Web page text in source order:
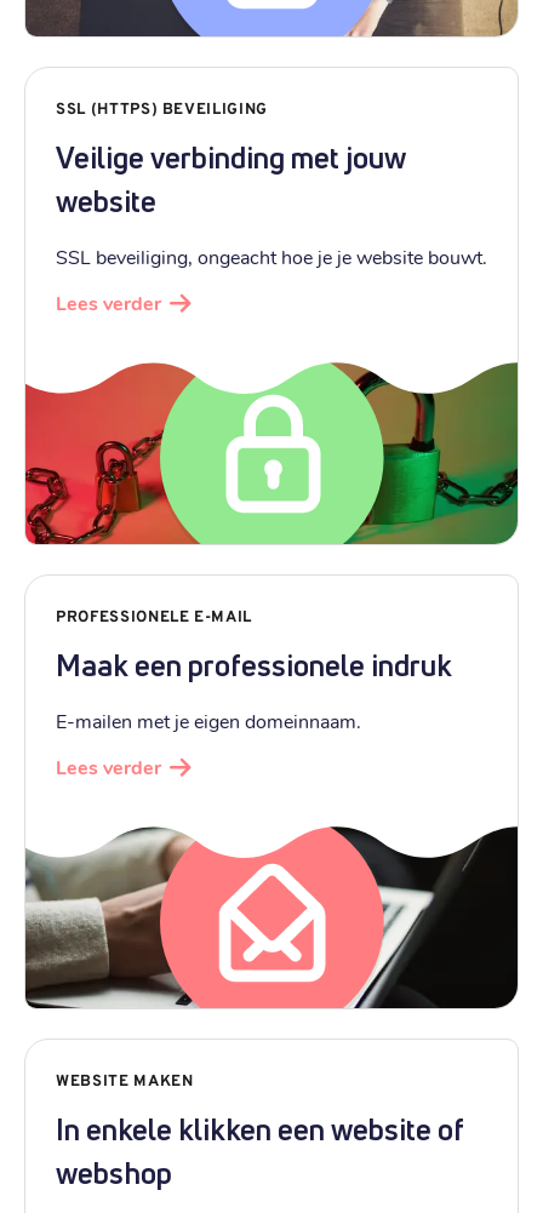
SSL (HTTPS) BEVEILIGING
Veilige verbinding met jouw
website
SSL beveiliging, ongeacht hoe je je website bouwt.
Lees verder
PROFESSIONELE E-MAIL
Maak een professionele indruk
E-mailen met je eigen domeinnaam.
Lees verder
WEBSITE MAKEN
In enkele klikken een website of
webshop